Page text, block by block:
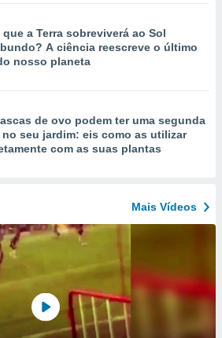
que a Terra sobreviverá ao Sol
A ciência reescreve o último
nosso planeta
de ovo podem ter uma segunda
seu jardim: eis como as utilizar
com as suas plantas
Mais Vídeos